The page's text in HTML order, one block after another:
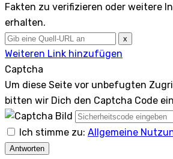
Fakten zu verifizieren oder weitere
erhalten.
x
Weiteren Link hinzufügen
Captcha
Um diese Seite vor unbefugten
bitten wir Dich den Captcha Code
Ich stimme zu: Allgemeine
Antworten